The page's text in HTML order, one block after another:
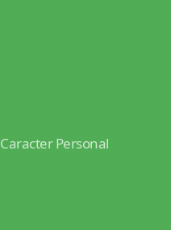
Personal